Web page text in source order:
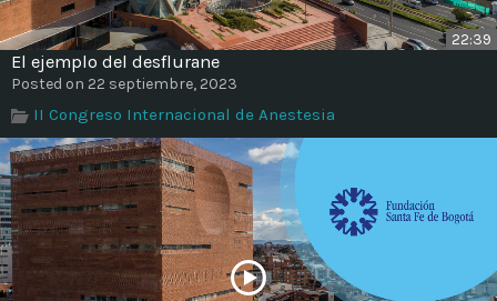
22:39
El ejemplo del desflurane
Posted on 22 septiembre, 2023
II Congreso Internacional de Anestesia